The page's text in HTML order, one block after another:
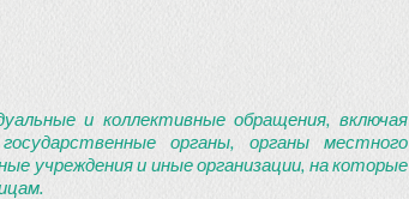
и коллективные обращения, включая
органы, органы местного
учреждения и иные организации, на которые